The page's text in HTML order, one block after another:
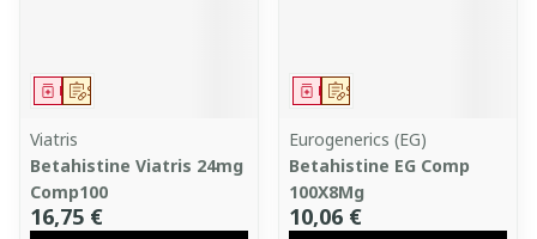
Sur prescription
Médicament
Viatris
Betahistine Viatris 24mg
Comp100
16,75 €
Sur prescription
Médicament
Eurogenerics (EG)
Betahistine EG Comp
100X8Mg
10,06 €